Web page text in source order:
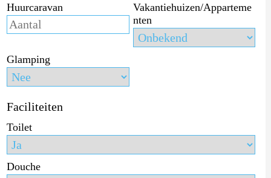
Huurcaravan
Vakantiehuizen/Apparteme
nten
Glamping
Faciliteiten
Toilet
Douche